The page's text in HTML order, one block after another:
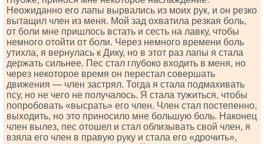
Неожиданно его лапы вырвались из моих рук, и он резко
вытащил член из меня. Мой зад охватила резкая боль,
от боли мне пришлось встать и сесть на лавку, чтобы
немного отойти от боли. Через немного времени боль
утихла, я вернулась к Дику, но в этот раз лапы я стала
держать сильнее. Пес стал глубоко входить в меня, но
через некоторое время он перестал совершать
движения — член застрял. Тогда я стала подмахивать
псу, но не чего не получалось. Я стала тужиться, чтобы
попробовать «высрать» его член. Член стал постепенно,
выходить, но это приносило мне большую боль. Наконец
член вылез, пес отошел и стал облизывать свой член, я
взяла его член в правую руку и стала его «дрочить»,